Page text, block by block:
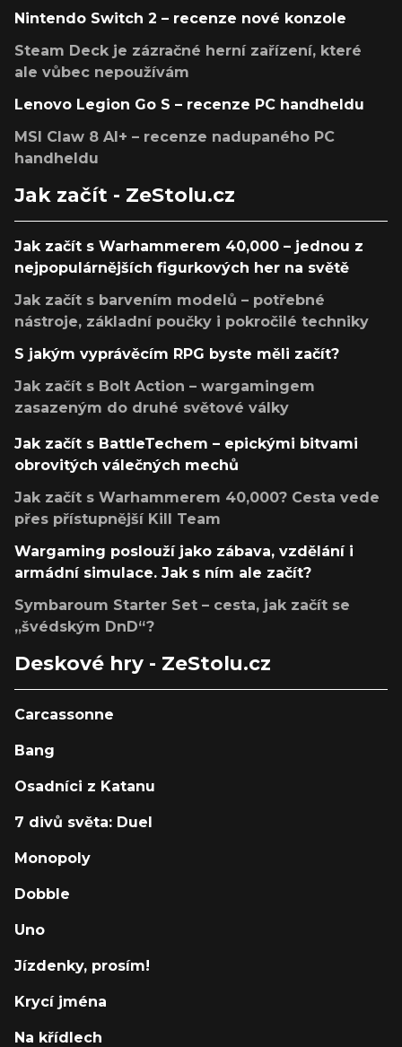
Nintendo Switch 2 – recenze nové konzole
Steam Deck je zázračné herní zařízení, které
ale vůbec nepoužívám
Lenovo Legion Go S – recenze PC handheldu
MSI Claw 8 AI+ – recenze nadupaného PC
handheldu
Jak začít - ZeStolu.cz
Jak začít s Warhammerem 40,000 – jednou z
nejpopulárnějších figurkových her na světě
Jak začít s barvením modelů – potřebné
nástroje, základní poučky i pokročilé techniky
S jakým vyprávěcím RPG byste měli začít?
Jak začít s Bolt Action – wargamingem
zasazeným do druhé světové války
Jak začít s BattleTechem – epickými bitvami
obrovitých válečných mechů
Jak začít s Warhammerem 40,000? Cesta vede
přes přístupnější Kill Team
Wargaming poslouží jako zábava, vzdělání i
armádní simulace. Jak s ním ale začít?
Symbaroum Starter Set – cesta, jak začít se
„švédským DnD“?
Deskové hry - ZeStolu.cz
Carcassonne
Bang
Osadníci z Katanu
7 divů světa: Duel
Monopoly
Dobble
Uno
Jízdenky, prosím!
Krycí jména
Na křídlech